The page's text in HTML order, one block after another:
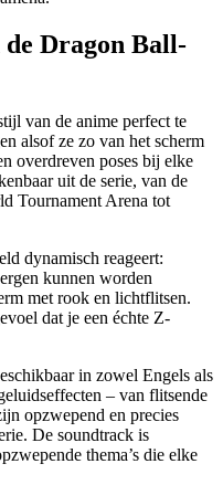
Dragon Ball-
van de anime perfect te
alsof ze zo van het scherm
overdreven poses bij elke
uit de serie, van de
Tournament Arena tot
dynamisch reageert:
kunnen worden
met rook en lichtflitsen.
dat je een échte Z-
in zowel Engels als
– van flitsende
opzwepend en precies
De soundtrack is
thema’s die elke